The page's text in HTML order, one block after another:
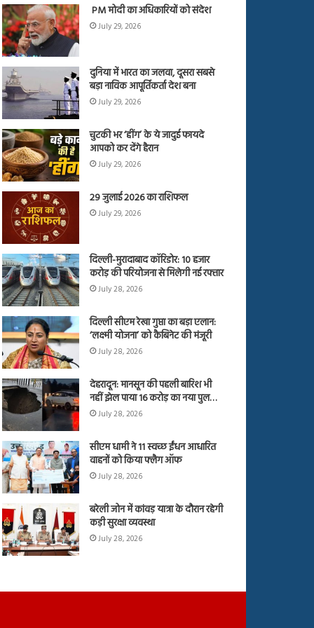
PM मोदी का अधिकारियों को संदेश
July 29, 2026
दुनिया में भारत का जलवा, दूसरा सबसे
बड़ा नाविक आपूर्तिकर्ता देश बना
July 29, 2026
चुटकी भर ‘हींग’ के ये जादुई फायदे
आपको कर देंगे हैरान
July 29, 2026
29 जुलाई 2026 का राशिफल
July 29, 2026
दिल्ली-मुरादाबाद कॉरिडोर: 10 हजार
करोड़ की परियोजना से मिलेगी नई रफ्तार
July 28, 2026
दिल्ली सीएम रेखा गुप्ता का बड़ा एलान:
‘लक्ष्मी योजना’ को कैबिनेट की मंजूरी
July 28, 2026
देहरादून: मानसून की पहली बारिश भी
नहीं झेल पाया 16 करोड़ का नया पुल…
July 28, 2026
सीएम धामी ने 11 स्वच्छ ईंधन आधारित
वाहनों को किया फ्लैग ऑफ
July 28, 2026
बरेली जोन में कांवड़ यात्रा के दौरान रहेगी
कड़ी सुरक्षा व्यवस्था
July 28, 2026